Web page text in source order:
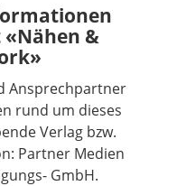
&
Ansprechpartner
rund um dieses
Verlag bzw.
Partner Medien
GmbH.